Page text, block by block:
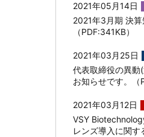
2021年05月14日
2021年3月期 決
（PDF:341KB）
2021年03月25日
代表取締役の異動
お知らせです。（
2021年03月12日
VSY
レンズ導入に関す